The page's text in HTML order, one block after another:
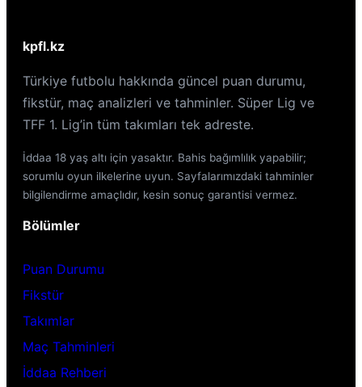
kpfl.kz
Türkiye futbolu hakkında güncel puan durumu,
fikstür, maç analizleri ve tahminler. Süper Lig ve
TFF 1. Lig’in tüm takımları tek adreste.
İddaa 18 yaş altı için yasaktır. Bahis bağımlılık yapabilir;
sorumlu oyun ilkelerine uyun. Sayfalarımızdaki tahminler
bilgilendirme amaçlıdır, kesin sonuç garantisi vermez.
Bölümler
Puan Durumu
Fikstür
Takımlar
Maç Tahminleri
İddaa Rehberi